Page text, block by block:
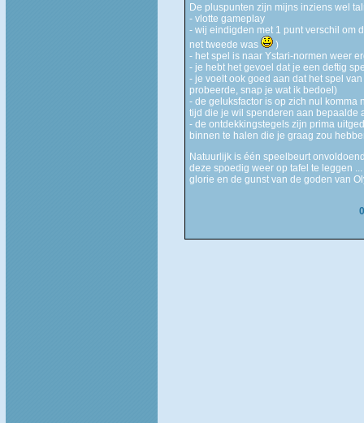
De pluspunten zijn mijns inziens wel
- vlotte gameplay
- wij eindigden met 1 punt verschil om
net tweede was
)
- het spel is naar Ystari-normen weer
- je hebt het gevoel dat je een deftig
- je voelt ook goed aan dat het spel
probeerde, snap je wat ik bedoel)
- de geluksfactor is op zich nul
tijd die je wil spenderen aan bepaalde
- de ontdekkingstegels zijn prima
binnen te halen die je graag zou
Natuurlijk is één speelbeurt
deze spoedig weer op tafel te leggen
glorie en de gunst van de goden van